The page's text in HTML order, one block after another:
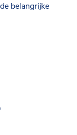
belangrijke